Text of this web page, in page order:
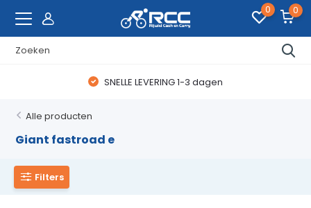
0 0
SNELLE LEVERING 1-3 dagen
Alle producten
Giant fastroad e
Filters